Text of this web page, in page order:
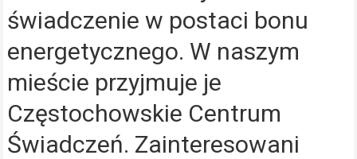
świadczenie w postaci bonu
energetycznego. W naszym
mieście przyjmuje je
Częstochowskie Centrum
Świadczeń. Zainteresowani